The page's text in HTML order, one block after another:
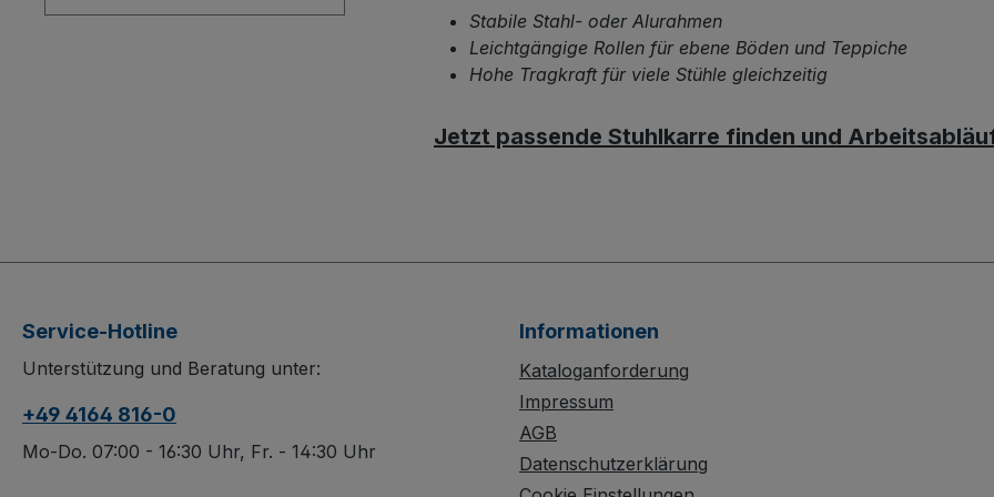
dauerhaft
oberflächengeschützt –
dadurch schlag- und kratzfest.
Luftbereifung auf Stahlfelge
die Stuhlkarre langfristig
Einsatz. Wählen Sie
oder
Stabile Stahl- oder Alurahmen
Leichtgängige Rollen für ebene Böden und Teppiche
Hohe Tragkraft für viele Stühle gleichzeitig
Jetzt passende Stuhlkarre finden und
Service-Hotline
Unterstützung und Beratung unter:
+49 4164 816-0
Mo-Do. 07:00 - 16:30 Uhr, Fr. - 14:30 Uhr
Informationen
Kataloganforderung
Impressum
AGB
Datenschutzerklärung